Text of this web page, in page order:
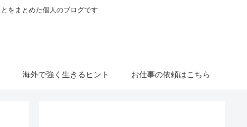
をまとめた個人のブログです
海外で強く生きるヒント お仕事の依頼はこちら